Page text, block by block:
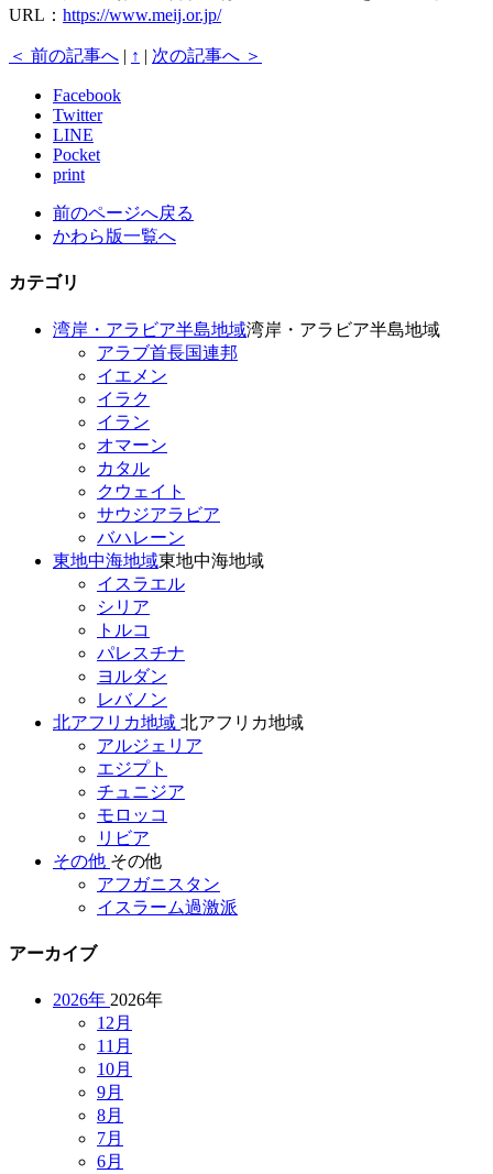
URL： https://www.meij.or.jp/
＜ 前の記事へ | ↑ | 次の記事へ ＞
Facebook
Twitter
LINE
Pocket
print
前のページへ戻る
かわら版一覧へ
カテゴリ
湾岸・アラビア半島地域湾岸・アラビア半島地域
アラブ首長国連邦
イエメン
イラク
イラン
オマーン
カタル
クウェイト
サウジアラビア
バハレーン
東地中海地域東地中海地域
イスラエル
シリア
トルコ
パレスチナ
ヨルダン
レバノン
北アフリカ地域 北アフリカ地域
アルジェリア
エジプト
チュニジア
モロッコ
リビア
その他 その他
アフガニスタン
イスラーム過激派
アーカイブ
2026年 2026年
12月
11月
10月
9月
8月
7月
6月